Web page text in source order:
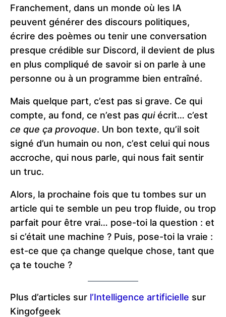
Franchement, dans un monde où les IA
peuvent générer des discours politiques,
écrire des poèmes ou tenir une conversation
presque crédible sur Discord, il devient de plus
en plus compliqué de savoir si on parle à une
personne ou à un programme bien entraîné.
Mais quelque part, c’est pas si grave. Ce qui
compte, au fond, ce n’est pas quiécrit… c’est
ce que ça provoque. Un bon texte, qu’il soit
signé d’un humain ou non, c’est celui qui nous
accroche, qui nous parle, qui nous fait sentir
un truc.
Alors, la prochaine fois que tu tombes sur un
article qui te semble un peu trop fluide, ou trop
parfait pour être vrai… pose-toi la question : et
si c’était une machine ? Puis, pose-toi la vraie :
est-ce que ça change quelque chose, tant que
ça te touche ?
Plus d’articles sur l’Intelligence artificielle sur
Kingofgeek